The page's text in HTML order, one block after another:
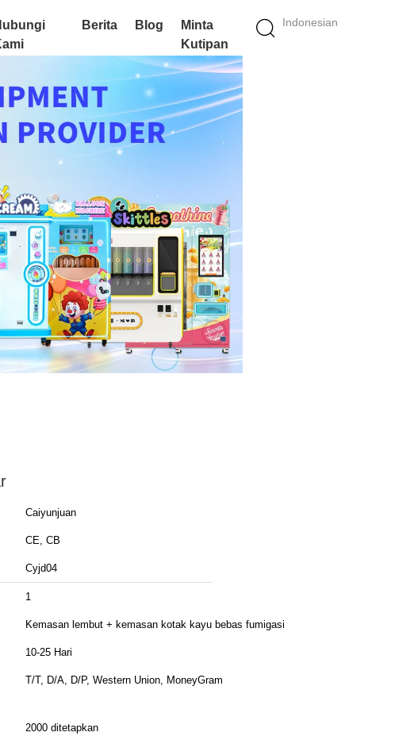
Indonesian
Berita Blog
Minta
Kutipan
Caiyunjuan
CE, CB
Cyjd04
1
Kemasan lembut + kemasan kotak kayu bebas fumigasi
10-25 Hari
T/T, D/A, D/P, Western Union, MoneyGram
2000 ditetapkan